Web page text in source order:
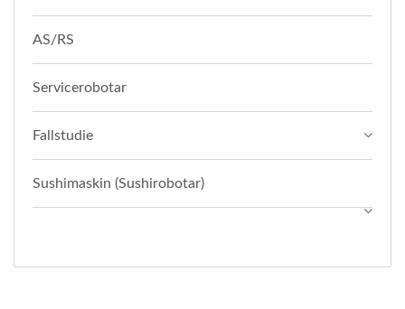
AS/RS
Servicerobotar
Fallstudie
Sushimaskin (Sushirobotar)